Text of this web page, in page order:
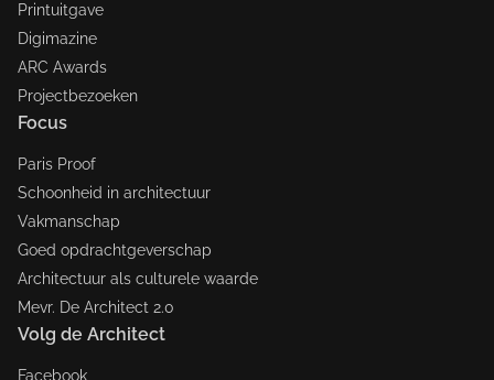
Printuitgave
Digimazine
ARC Awards
Projectbezoeken
Focus
Paris Proof
Schoonheid in architectuur
Vakmanschap
Goed opdrachtgeverschap
Architectuur als culturele waarde
Mevr. De Architect 2.0
Volg de Architect
Facebook